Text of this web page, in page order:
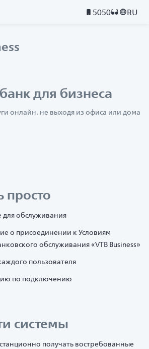
5050 RU
для бизнеса
онлайн, не выходя из офиса или дома
просто
для обслуживания
о присоединении к Условиям
обслуживания «VTB Business»
пользователя
по подключению
системы
получать востребованные